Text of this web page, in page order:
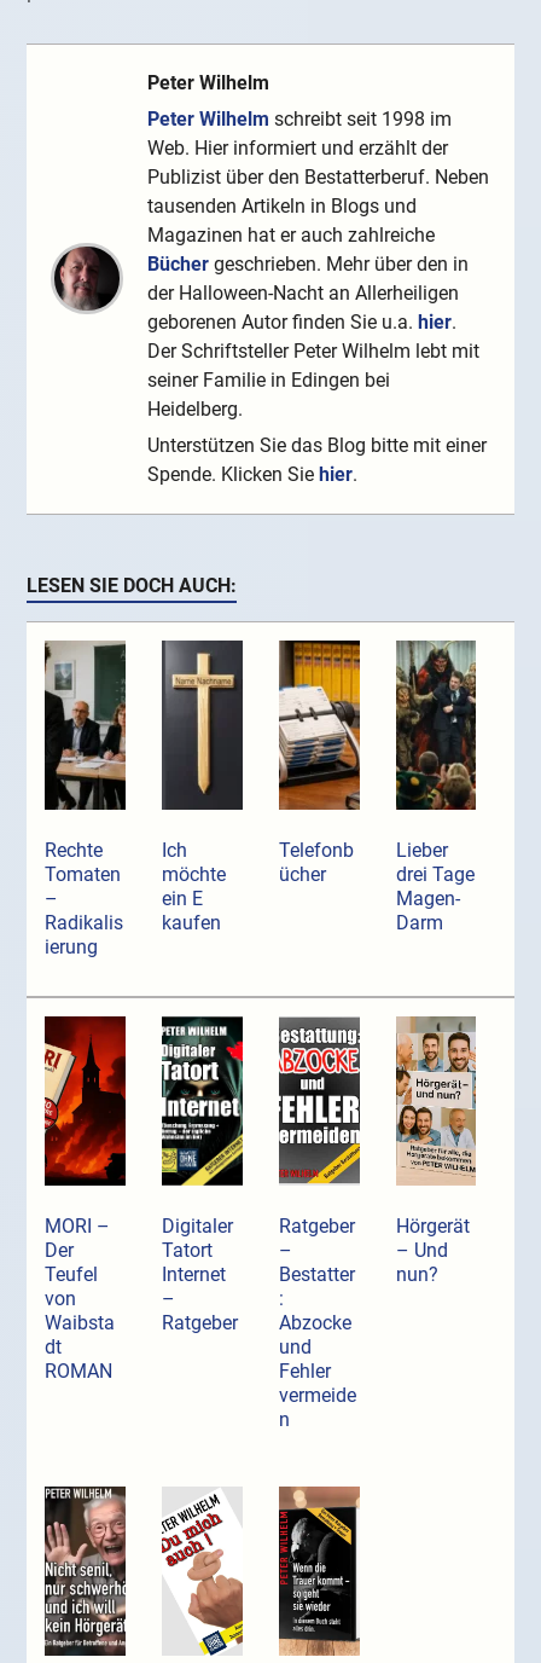
Peter Wilhelm
Peter Wilhelm schreibt seit 1998 im
Web. Hier informiert und erzählt der
Publizist über den Bestatterberuf. Neben
tausenden Artikeln in Blogs und
Magazinen hat er auch zahlreiche
Bücher geschrieben. Mehr über den in
der Halloween-Nacht an Allerheiligen
geborenen Autor finden Sie u.a.hier.
Der Schriftsteller Peter Wilhelm lebt mit
seiner Familie in Edingen bei
Heidelberg.
Unterstützen Sie das Blog bitte mit einer
Spende. Klicken Siehier.
LESEN SIE DOCH AUCH:
Rechte
Tomaten
–
Radikalis
ierung
Ich
möchte
ein E
kaufen
Telefonb
ücher
Lieber
drei Tage
Magen-
Darm
MORI –
Der
Teufel
von
Waibsta
dt
ROMAN
Digitaler
Tatort
Internet
–
Ratgeber
Ratgeber
–
Bestatter
:
Abzocke
und
Fehler
vermeide
n
Hörgerät
– Und
nun?